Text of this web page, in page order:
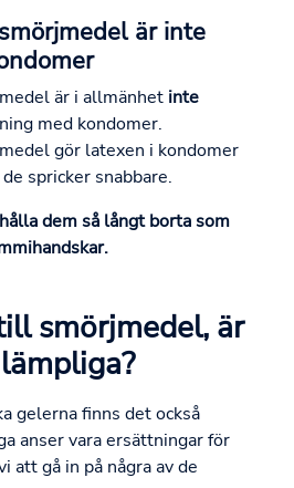
är inte
är i allmänhet inte
med kondomer.
gör latexen i kondomer
spricker snabbare.
dem så långt borta som
smörjmedel, är
gelerna finns det också
anser vara ersättningar för
att gå in på några av de